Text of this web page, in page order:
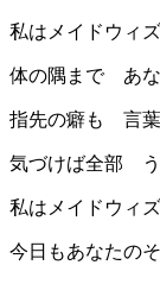
私はメイドウィ
体の隅まで あな
指先の癖も 言葉
気づけば全部 う
私はメイドウィ
今日もあなたの